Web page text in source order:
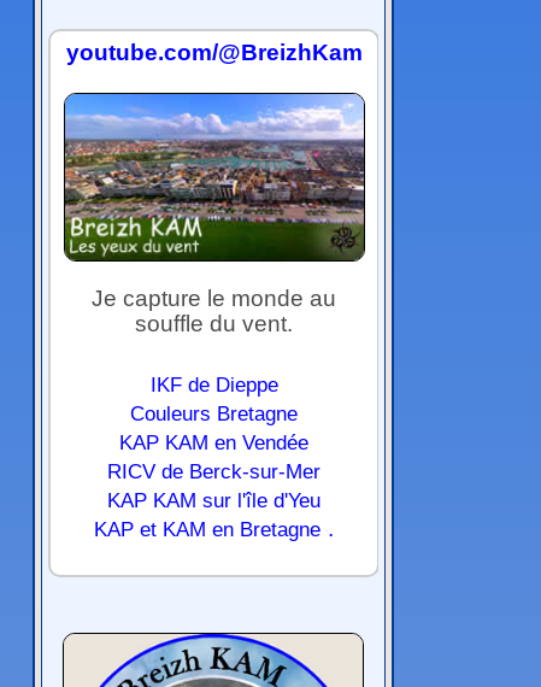
youtube.com/@BreizhKam
Je capture le monde au
souffle du vent.
IKF de Dieppe
Couleurs Bretagne
KAP KAM en Vendée
RICV de Berck-sur-Mer
KAP KAM sur l'île d'Yeu
KAP et KAM en Bretagne .